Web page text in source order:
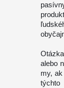
alebo
my,
týchto